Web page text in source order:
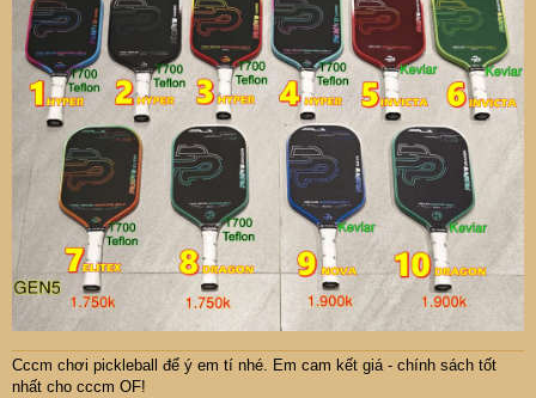
Cccm chơi pickleball để ý em tí nhé. Em cam kết giá - chính sách tốt
nhất cho cccm OF!